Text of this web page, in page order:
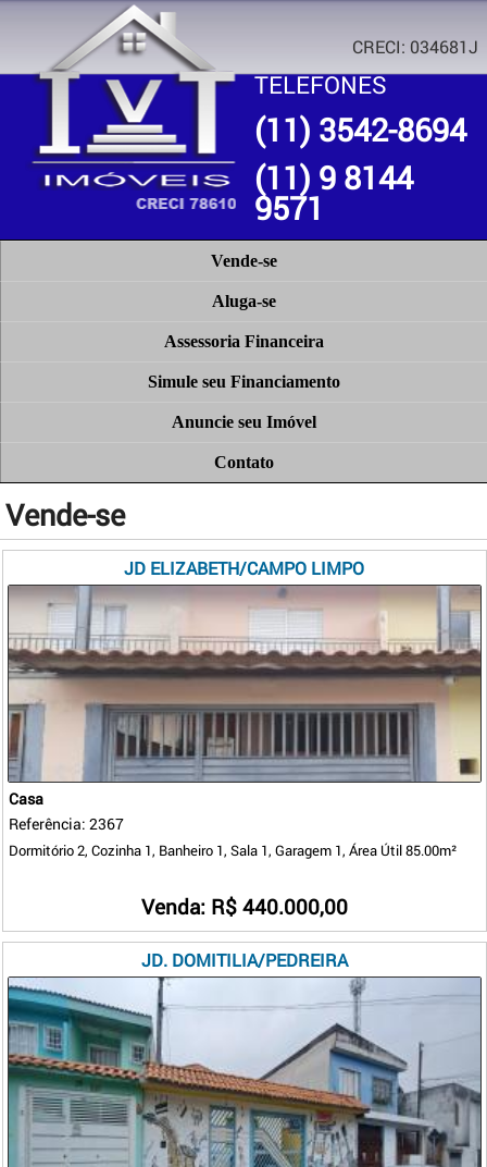
CRECI: 034681J
TELEFONES
(11) 3542-8694
(11) 9 8144
9571
Vende-se
Aluga-se
Assessoria Financeira
Simule seu Financiamento
Anuncie seu Imóvel
Contato
Vende-se
JD ELIZABETH/CAMPO LIMPO
Casa
Referência: 2367
Dormitório 2, Cozinha 1, Banheiro 1, Sala 1, Garagem 1, Área Útil 85.00m²
Venda: R$ 440.000,00
JD. DOMITILIA/PEDREIRA